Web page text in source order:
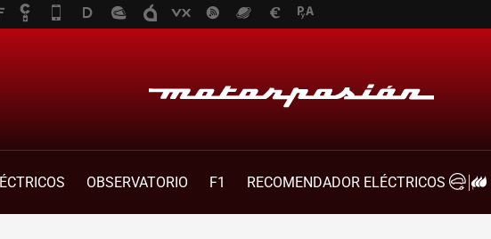
OBSERVATORIO F1
RECOMENDADOR ELÉCTRICOS